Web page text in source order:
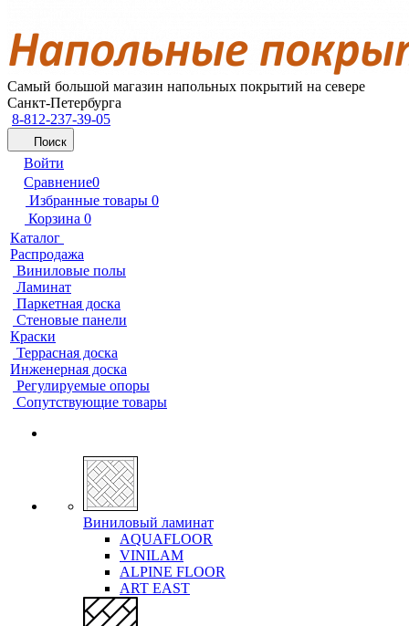
Самый большой магазин напольных покрытий на севере
Санкт-Петербурга
8-812-237-39-05
Поиск
Войти
Сравнение0
Избранные товары 0
Корзина 0
Каталог
Распродажа
Виниловые полы
Ламинат
Паркетная доска
Стеновые панели
Краски
Террасная доска
Инженерная доска
Регулируемые опоры
Сопутствующие товары
Виниловый ламинат
AQUAFLOOR
VINILAM
ALPINE FLOOR
ART EAST